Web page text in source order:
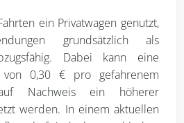
ein Privatwagen genutzt,
grundsätzlich als
Dabei kann eine
von 0,30 € pro gefahrenem
Nachweis ein höherer
werden. In einem aktuellen